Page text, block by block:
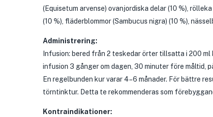
(Equisetum arvense) ovanjordiska delar (10 %),
(10 %), fläderblommor (Sambucus nigra) (10 %),
Administrering:
Infusion: bered från 2 teskedar örter tillsatta i 200 ml
infusion 3 gånger om dagen, 30 minuter före måltid,
En regelbunden kur varar 4–6 månader. För bättre
törntinktur. Detta te rekommenderas som
Kontraindikationer: